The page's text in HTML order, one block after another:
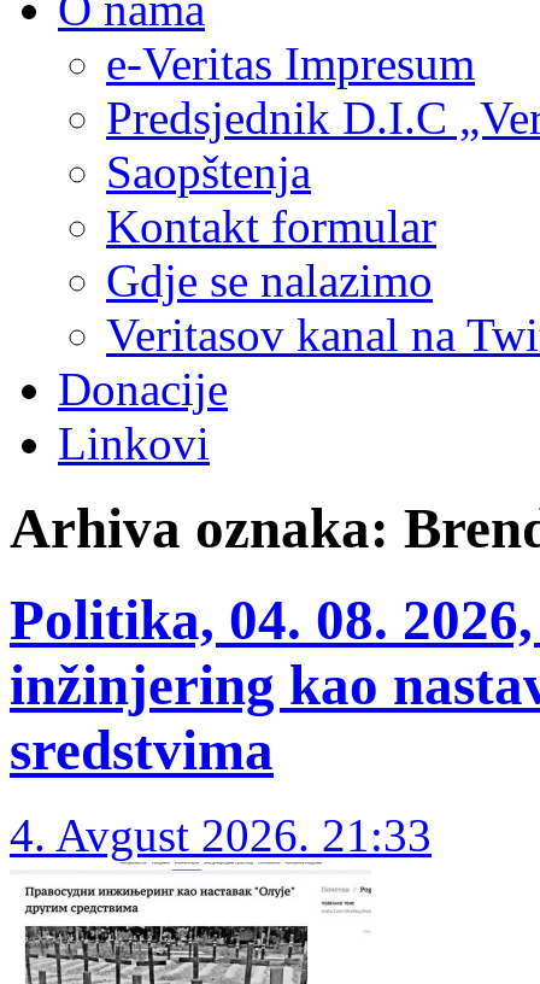
e-Veritas Impresum
Predsjednik D.I.C
Saopštenja
Kontakt formular
Gdje se nalazimo
Veritasov kanal na
Donacije
Linkovi
Arhiva oznaka:
Politika, 04. 08.
inžinjering kao
sredstvima
4. Avgust 2026. 21:33